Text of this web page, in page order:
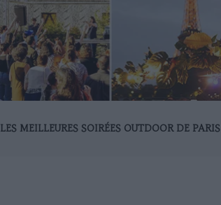
LES MEILLEURES SOIRÉES OUTDOOR DE PARIS